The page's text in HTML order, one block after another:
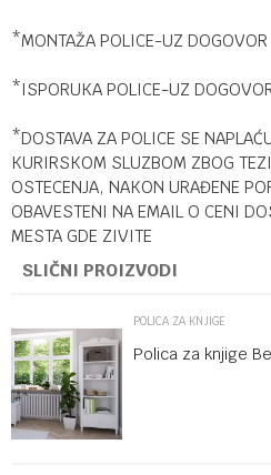
*MONTAŽA POLICE-UZ DOGOVOR
*ISPORUKA POLICE-UZ
*DOSTAVA ZA POLICE SE
KURIRSKOM SLUZBOM ZBOG
OSTECENJA, NAKON URAĐENE
OBAVESTENI NA EMAIL O CENI
MESTA GDE ZIVITE
SLIČNI PROIZVODI
POLICA ZA KNJIGE
Polica za knjige